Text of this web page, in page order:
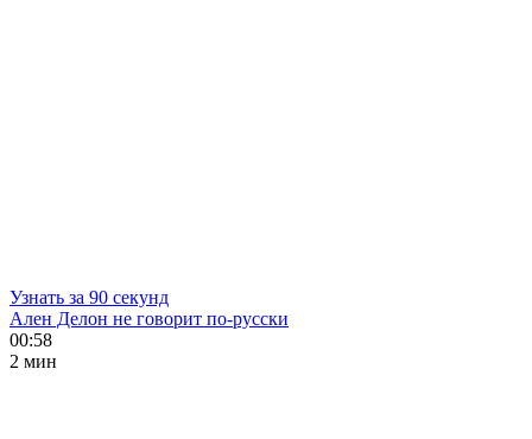
Узнать за 90 секунд
Ален Делон не говорит по-русски
00:58
2 мин